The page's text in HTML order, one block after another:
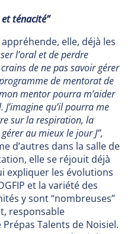
ténacité”
elle, déjà les
l’oral et de perdre
de ne pas savoir gérer
de mentorat de
mentor pourra m’aider
qu’il pourra me
sur la respiration, la
au mieux le jour J”,
d’autres dans la salle de
elle se réjouit déjà
expliquer les évolutions
et la variété des
y sont “nombreuses”
responsable
Talents de Noisiel.